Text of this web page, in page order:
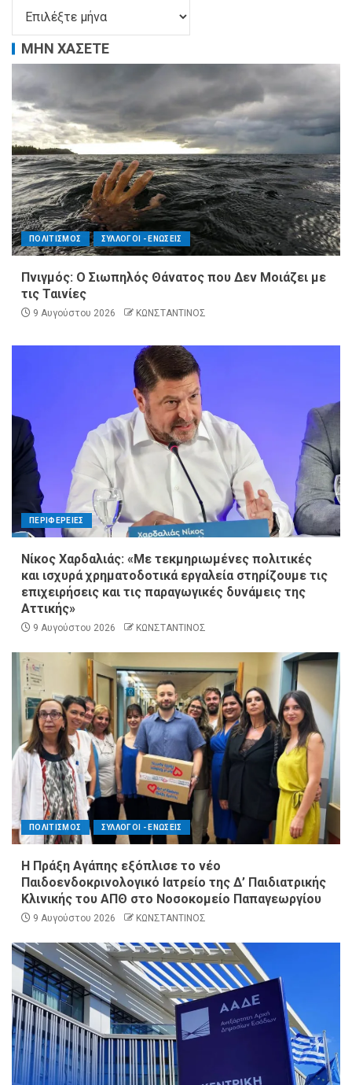
ΜΗΝ ΧΑΣΕΤΕ
ΠΟΛΙΤΙΣΜΟΣ ΣΥΛΛΟΓΟΙ - ΕΝΩΣΕΙΣ
Πνιγμός: Ο Σιωπηλός Θάνατος που Δεν Μοιάζει με
τις Ταινίες
9 Αυγούστου 2026 ΚΩΝΣΤΑΝΤΙΝΟΣ
ΠΕΡΙΦΕΡΕΙΕΣ
Νίκος Χαρδαλιάς: «Με τεκμηριωμένες πολιτικές
και ισχυρά χρηματοδοτικά εργαλεία στηρίζουμε τις
επιχειρήσεις και τις παραγωγικές δυνάμεις της
Αττικής»
9 Αυγούστου 2026 ΚΩΝΣΤΑΝΤΙΝΟΣ
ΠΟΛΙΤΙΣΜΟΣ ΣΥΛΛΟΓΟΙ - ΕΝΩΣΕΙΣ
Η Πράξη Αγάπης εξόπλισε το νέο
Παιδοενδοκρινολογικό Ιατρείο της Δ’ Παιδιατρικής
Κλινικής του ΑΠΘ στο Νοσοκομείο Παπαγεωργίου
9 Αυγούστου 2026 ΚΩΝΣΤΑΝΤΙΝΟΣ